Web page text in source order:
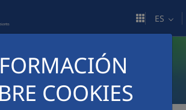
principal
COOKIES
ES